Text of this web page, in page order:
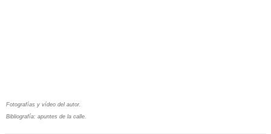
Fotografías y vídeo del autor.
Bibliografía: apuntes de la calle.